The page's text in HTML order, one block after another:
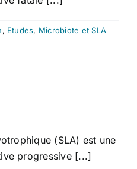
, Etudes, Microbiote et SLA
(SLA) est une
progressive [...]